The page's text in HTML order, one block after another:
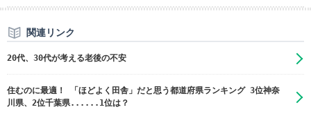
関連リンク
20代、30代が考える老後の不安
住むのに最適！ 「ほどよく田舎」だと思う都道府県ランキング 3位神奈
川県、2位千葉県......1位は？